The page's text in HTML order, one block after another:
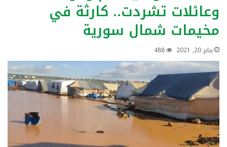
وعائلات تشردت.. كارثة في
مخيمات شمال سورية
يناير 20, 2021 488